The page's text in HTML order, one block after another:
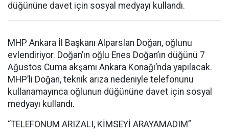
düğününe davet için sosyal medyayı kullandı.
MHP Ankara İl Başkanı Alparslan Doğan, oğlunu
evlendiriyor. Doğan’ın oğlu Enes Doğan’ın düğünü 7
Ağustos Cuma akşamı Ankara Konağı’nda yapılacak.
MHP’li Doğan, teknik arıza nedeniyle telefonunu
kullanamayınca oğlunun düğününe davet için sosyal
medyayı kullandı.
“TELEFONUM ARIZALI, KİMSEYİ ARAYAMADIM”